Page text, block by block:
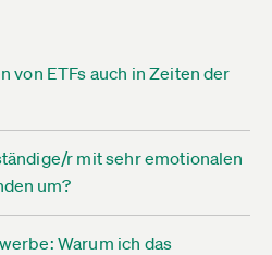
von ETFs auch in Zeiten der
r mit sehr emotionalen
um?
Warum ich das